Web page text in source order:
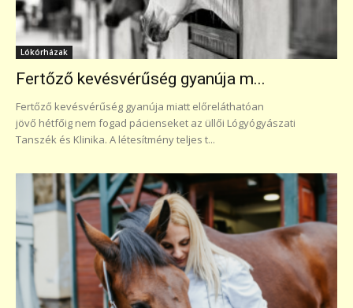
Lókórházak
Fertőző kevésvérűség gyanúja m...
Fertőző kevésvérűség gyanúja miatt előreláthatóan
jövő hétfőig nem fogad pácienseket az üllői Lógyógyászati
Tanszék és Klinika. A létesítmény teljes t...